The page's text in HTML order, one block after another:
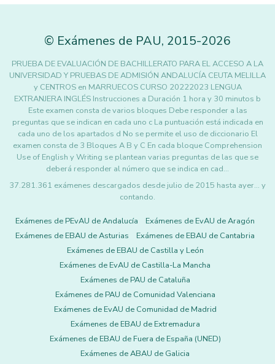
© Exámenes de PAU, 2015-2026
PRUEBA DE EVALUACIÓN DE BACHILLERATO PARA EL ACCESO A LA
UNIVERSIDAD Y PRUEBAS DE ADMISIÓN ANDALUCÍA CEUTA MELILLA
y CENTROS en MARRUECOS CURSO 20222023 LENGUA
EXTRANJERA INGLÉS Instrucciones a Duración 1 hora y 30 minutos b
Este examen consta de varios bloques Debe responder a las
preguntas que se indican en cada uno c La puntuación está indicada en
cada uno de los apartados d No se permite el uso de diccionario El
examen consta de 3 Bloques A B y C En cada bloque Comprehension
Use of English y Writing se plantean varias preguntas de las que se
deberá responder al número que se indica en cad…
37.281.361 exámenes descargados desde julio de 2015 hasta ayer... y
contando.
Exámenes de PEvAU de Andalucía
Exámenes de EvAU de Aragón
Exámenes de EBAU de Asturias
Exámenes de EBAU de Cantabria
Exámenes de EBAU de Castilla y León
Exámenes de EvAU de Castilla-La Mancha
Exámenes de PAU de Cataluña
Exámenes de PAU de Comunidad Valenciana
Exámenes de EvAU de Comunidad de Madrid
Exámenes de EBAU de Extremadura
Exámenes de EBAU de Fuera de España (UNED)
Exámenes de ABAU de Galicia